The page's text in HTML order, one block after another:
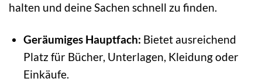
halten und deine Sachen schnell zu finden.
Geräumiges Hauptfach: Bietet ausreichend
Platz für Bücher, Unterlagen, Kleidung oder
Einkäufe.